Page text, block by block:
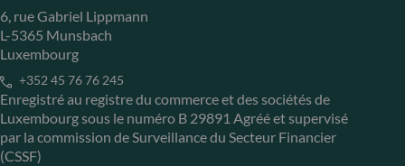
6, rue Gabriel Lippmann
L-5365 Munsbach
Luxembourg
+352 45 76 76 245
Enregistré au registre du commerce et des sociétés de
Luxembourg sous le numéro B 29891 Agréé et supervisé
par la commission de Surveillance du Secteur Financier
(CSSF)